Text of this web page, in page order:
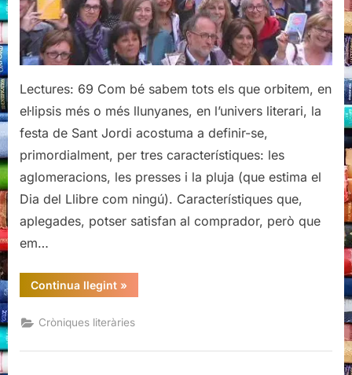
berenar
literari
de
la
Llibreria
El
Cucut
Lectures: 69 Com bé sabem tots els que orbitem, en
el·lipsis més o més llunyanes, en l’univers literari, la
festa de Sant Jordi acostuma a definir-se,
primordialment, per tres característiques: les
aglomeracions, les presses i la pluja (que estima el
Dia del Llibre com ningú). Característiques que,
aplegades, potser satisfan al comprador, però que
em…
Continua llegint“Sant
Jordi
ritme
de
6è
»
Cròniques literàries